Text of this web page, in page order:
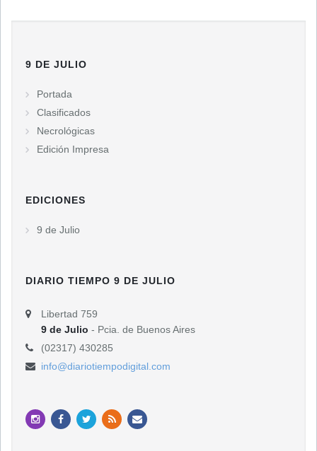
9 DE JULIO
Portada
Clasificados
Necrológicas
Edición Impresa
EDICIONES
9 de Julio
DIARIO TIEMPO 9 DE JULIO
Libertad 759
9 de Julio - Pcia. de Buenos Aires
(02317) 430285
info@diariotiempodigital.com